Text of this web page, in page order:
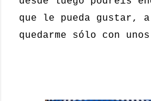
que le pueda gustar, a
quedarme sólo con